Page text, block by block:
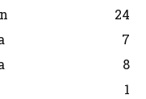
24
7
8
1